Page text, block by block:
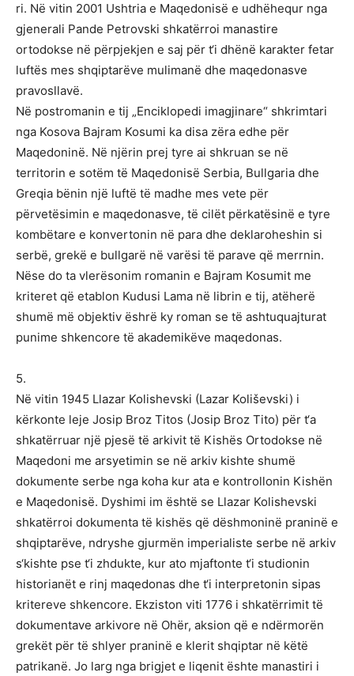
ri. Në vitin 2001 Ushtria e Maqedonisë e udhëhequr nga
gjenerali Pande Petrovski shkatërroi manastire
ortodokse në përpjekjen e saj për t‘i dhënë karakter fetar
luftës mes shqiptarëve mulimanë dhe maqedonasve
pravosllavë.
Në postromanin e tij „Enciklopedi imagjinare“ shkrimtari
nga Kosova Bajram Kosumi ka disa zëra edhe për
Maqedoninë. Në njërin prej tyre ai shkruan se në
territorin e sotëm të Maqedonisë Serbia, Bullgaria dhe
Greqia bënin një luftë të madhe mes vete për
përvetësimin e maqedonasve, të cilët përkatësinë e tyre
kombëtare e konvertonin në para dhe deklaroheshin si
serbë, grekë e bullgarë në varësi të parave që merrnin.
Nëse do ta vlerësonim romanin e Bajram Kosumit me
kriteret që etablon Kudusi Lama në librin e tij, atëherë
shumë më objektiv ëshrë ky roman se të ashtuquajturat
punime shkencore të akademikëve maqedonas.
5.
Në vitin 1945 Llazar Kolishevski (Lazar Koliševski) i
kërkonte leje Josip Broz Titos (Josip Broz Tito) për t‘a
shkatërruar një pjesë të arkivit të Kishës Ortodokse në
Maqedoni me arsyetimin se në arkiv kishte shumë
dokumente serbe nga koha kur ata e kontrollonin Kishën
e Maqedonisë. Dyshimi im është se Llazar Kolishevski
shkatërroi dokumenta të kishës që dëshmoninë praninë e
shqiptarëve, ndryshe gjurmën imperialiste serbe në arkiv
s‘kishte pse t‘i zhdukte, kur ato mjaftonte t‘i studionin
historianët e rinj maqedonas dhe t‘i interpretonin sipas
kritereve shkencore. Ekziston viti 1776 i shkatërrimit të
dokumentave arkivore në Ohër, aksion që e ndërmorën
grekët për të shlyer praninë e klerit shqiptar në këtë
patrikanë. Jo larg nga brigjet e liqenit ështe manastiri i